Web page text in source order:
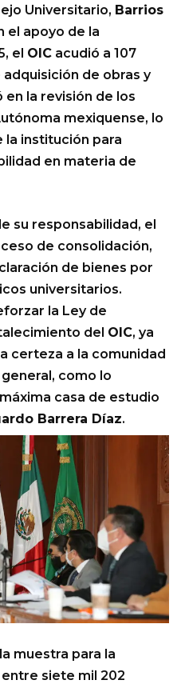
Universitario, Barrios
el apoyo de la
el OIC acudió a 107
de obras y
la revisión de los
mexiquense, lo
la institución para
en materia de
su responsabilidad, el
de consolidación,
de bienes por
universitarios.
la Ley de
del OIC, ya
certeza a la comunidad
como lo
casa de estudio
Barrera Díaz.
muestra para la
siete mil 202